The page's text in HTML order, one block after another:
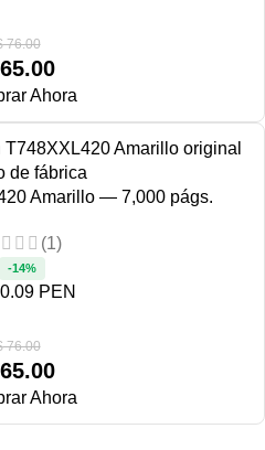
76.00
Ahora
Amarillo — 7,000 págs.
(1)
76.00
-14%
PEN
Ahora